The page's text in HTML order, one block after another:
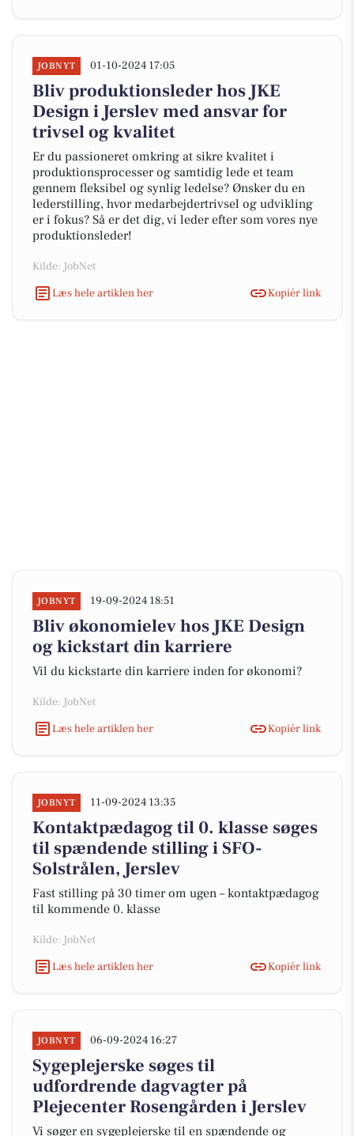
JOBNYT 01-10-2024 17:05
Bliv produktionsleder hos JKE
Design i Jerslev med ansvar for
trivsel og kvalitet
Er du passioneret omkring at sikre kvalitet i
produktionsprocesser og samtidig lede et team
gennem fleksibel og synlig ledelse? Ønsker du en
lederstilling, hvor medarbejdertrivsel og udvikling
er i fokus? Så er det dig, vi leder efter som vores nye
produktionsleder!
Kilde: JobNet
Læs hele artiklen her
Kopiér link
JOBNYT 19-09-2024 18:51
Bliv økonomielev hos JKE Design
og kickstart din karriere
Vil du kickstarte din karriere inden for økonomi?
Kilde: JobNet
Læs hele artiklen her
Kopiér link
JOBNYT 11-09-2024 13:35
Kontaktpædagog til 0. klasse søges
til spændende stilling i SFO-
Solstrålen, Jerslev
Fast stilling på 30 timer om ugen – kontaktpædagog
til kommende 0. klasse
Kilde: JobNet
Læs hele artiklen her
Kopiér link
JOBNYT 06-09-2024 16:27
Sygeplejerske søges til
udfordrende dagvagter på
Plejecenter Rosengården i Jerslev
Vi søger en sygeplejerske til en spændende og